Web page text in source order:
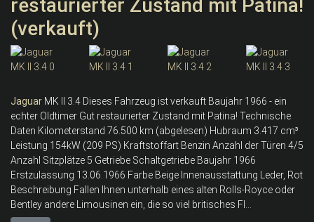
restaurierter Zustand mit Patina!
(verkauft)
Jaguar MK II 3.4 Dieses Fahrzeug ist verkauft Baujahr 1966 - ein
echter Oldtimer Gut restaurierter Zustand mit Patina! Technische
Daten Kilometerstand 76.500 km (abgelesen) Hubraum 3.417 cm³
Leistung 154kW (209 PS) Kraftstoffart Benzin Anzahl der Türen 4/5
Anzahl Sitzplätze 5 Getriebe Schaltgetriebe Baujahr 1966
Erstzulassung 13.06.1966 Farbe Beige Innenausstattung Leder, Rot
Beschreibung Fallen Ihnen unterhalb eines alten Rolls-Royce oder
Bentley andere Limousinen ein, die so viel britisches Fl...